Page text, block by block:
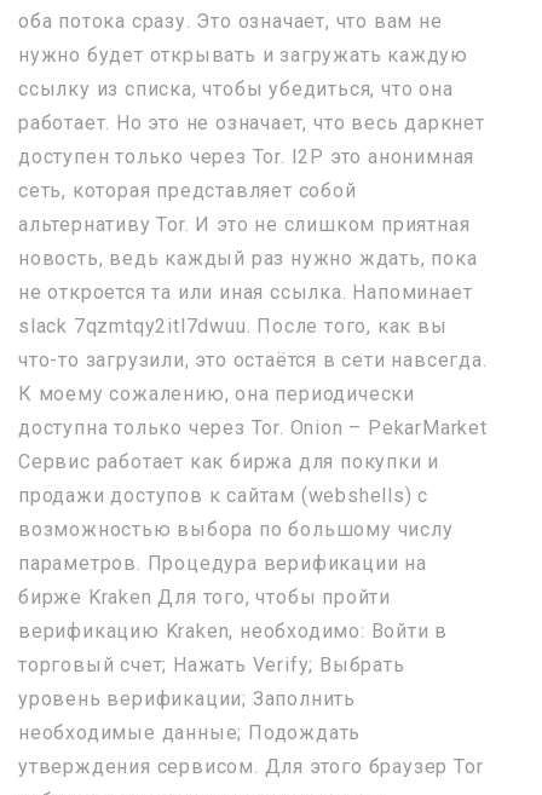
оба потока сразу. Это означает, что вам не
нужно будет открывать и загружать каждую
ссылку из списка, чтобы убедиться, что она
работает. Но это не означает, что весь даркнет
доступен только через Tor. I2P это анонимная
сеть, которая представляет собой
альтернативу Tor. И это не слишком приятная
новость, ведь каждый раз нужно ждать, пока
не откроется та или иная ссылка. Напоминает
slack 7qzmtqy2itl7dwuu. После того, как вы
что-то загрузили, это остаётся в сети навсегда.
К моему сожалению, она периодически
доступна только через Tor. Onion – PekarMarket
Сервис работает как биржа для покупки и
продажи доступов к сайтам (webshells) с
возможностью выбора по большому числу
параметров. Процедура верификации на
бирже Kraken Для того, чтобы пройти
верификацию Kraken, необходимо: Войти в
торговый счет; Нажать Verify; Выбрать
уровень верификации; Заполнить
необходимые данные; Подождать
утверждения сервисом. Для этого браузер Tor